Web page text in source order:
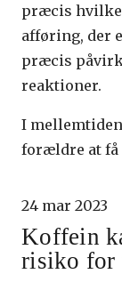
præcis hvilke
afføring, der
præcis
reaktioner.
I
forældre at få
24 mar 2023
Koffein
risiko for